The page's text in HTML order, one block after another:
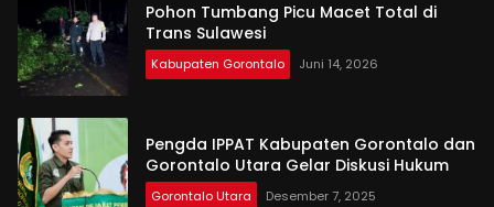
Pohon Tumbang Picu Macet Total di
Trans Sulawesi
Kabupaten Gorontalo Juni 14, 2026
Pengda IPPAT Kabupaten Gorontalo dan
Gorontalo Utara Gelar Diskusi Hukum
Gorontalo Utara Desember 7, 2025